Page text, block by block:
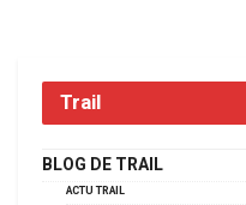
Trail
BLOG DE TRAIL
ACTU TRAIL